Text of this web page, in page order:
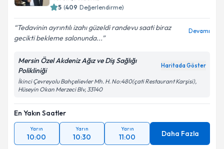
5 (409 Değerlendirme)
Tedavinin ayrıntılı izahı güzeldi randevu saati biraz
gecikti bekleme salonunda...
Devamı
Mersin Özel Akdeniz Ağız ve Diş Sağlığı
Polikliniği
Haritada Göster
İkinci Çevreyolu Bahçelievler Mh. H. No:480(çati Restaurant Karşisi),
Hüseyin Okan Merzeci Blv, 33140
En Yakın Saatler
Yarın
10:00
Yarın
10:30
Yarın
11:00 Daha Fazla